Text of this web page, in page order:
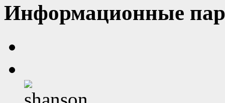
Информационные